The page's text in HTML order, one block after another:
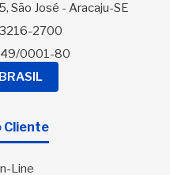
São José - Aracaju-SE
2700
0001-80
Cliente
Line